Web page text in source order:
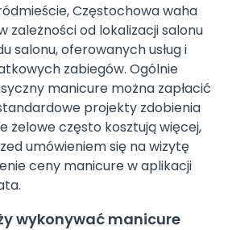
Częstochowa waha
zależności od lokalizacji salonu
salonu, oferowanych usług i
zabiegów. Ogólnie
manicure można zapłacić
projekty zdobienia
żelowe często kosztują więcej,
umówieniem się na wizytę
ceny manicure w aplikacji
wykonywać manicure